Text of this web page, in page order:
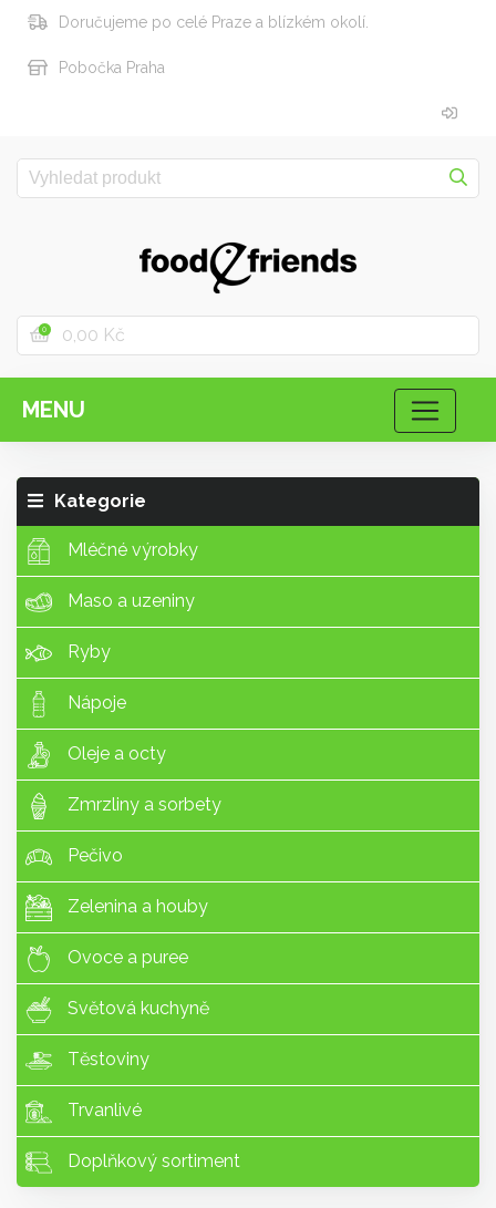
Doručujeme po celé Praze a blízkém okolí.
Pobočka Praha
0 0,00 Kč
MENU
Kategorie
Mléčné výrobky
Maso a uzeniny
Ryby
Nápoje
Oleje a octy
Zmrzliny a sorbety
Pečivo
Zelenina a houby
Ovoce a puree
Světová kuchyně
Těstoviny
Trvanlivé
Doplňkový sortiment